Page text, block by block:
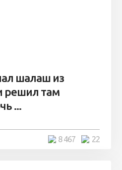
шалаш из
решил там
...
22
8 467